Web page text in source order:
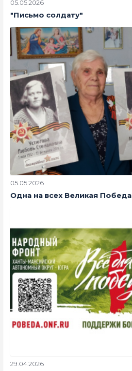
05.05.2026
"Письмо солдату"
05.05.2026
Одна на всех Великая Победа
29.04.2026